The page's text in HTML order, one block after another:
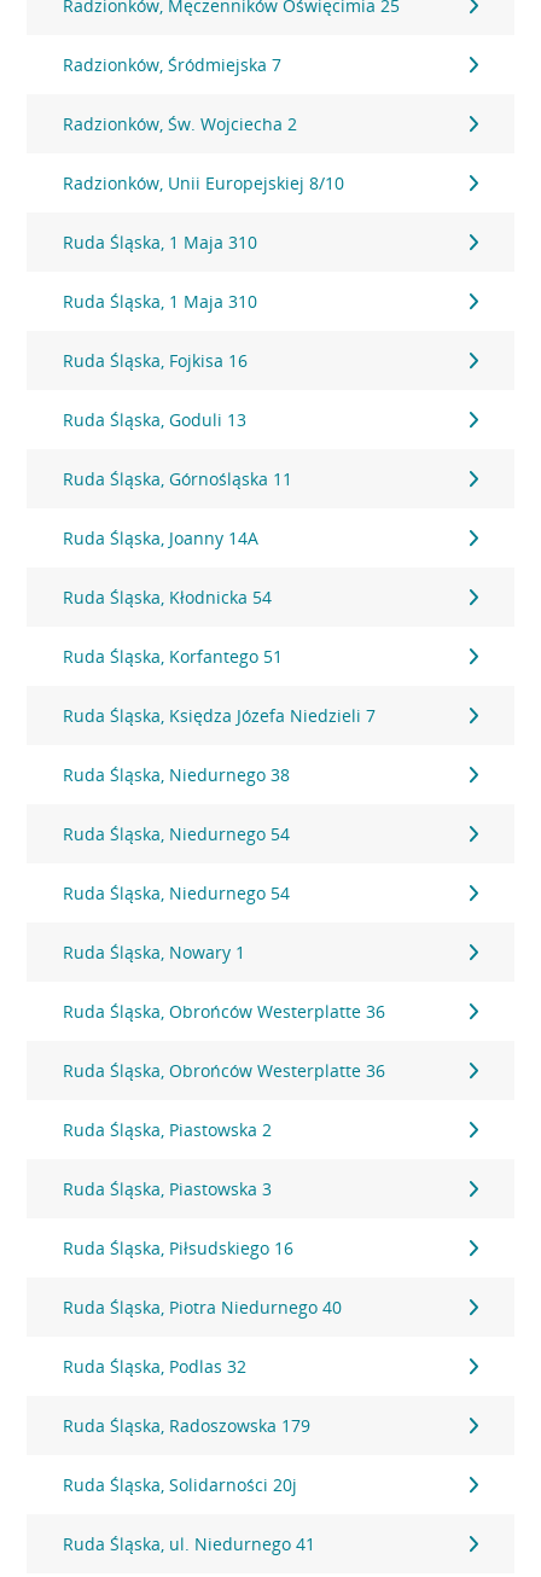
Radzionków, Męczenników Oświęcimia 25
Radzionków, Śródmiejska 7
Radzionków, Św. Wojciecha 2
Radzionków, Unii Europejskiej 8/10
Ruda Śląska, 1 Maja 310
Ruda Śląska, 1 Maja 310
Ruda Śląska, Fojkisa 16
Ruda Śląska, Goduli 13
Ruda Śląska, Górnośląska 11
Ruda Śląska, Joanny 14A
Ruda Śląska, Kłodnicka 54
Ruda Śląska, Korfantego 51
Ruda Śląska, Księdza Józefa Niedzieli 7
Ruda Śląska, Niedurnego 38
Ruda Śląska, Niedurnego 54
Ruda Śląska, Niedurnego 54
Ruda Śląska, Nowary 1
Ruda Śląska, Obrońców Westerplatte 36
Ruda Śląska, Obrońców Westerplatte 36
Ruda Śląska, Piastowska 2
Ruda Śląska, Piastowska 3
Ruda Śląska, Piłsudskiego 16
Ruda Śląska, Piotra Niedurnego 40
Ruda Śląska, Podlas 32
Ruda Śląska, Radoszowska 179
Ruda Śląska, Solidarności 20j
Ruda Śląska, ul. Niedurnego 41